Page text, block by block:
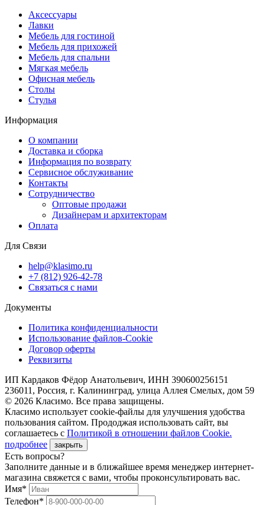
Аксессуары
Лавки
Мебель для гостиной
Мебель для прихожей
Мебель для спальни
Мягкая мебель
Офисная мебель
Столы
Стулья
Информация
О компании
Доставка и сборка
Информация по возврату
Сервисное обслуживание
Контакты
Сотрудничество
Оптовые продажи
Дизайнерам и архитекторам
Оплата
Для Связи
help@klasimo.ru
+7 (812) 926-42-78
Связаться с нами
Документы
Политика конфиденциальности
Использование файлов-Cookie
Договор оферты
Реквизиты
ИП Кардаков Фёдор Анатольевич, ИНН 390600256151
236011, Россия, г. Калининград, улица Аллея Смелых, дом 59
© 2026 Класимо. Все права защищены.
Класимо использует cookie-файлы для улучшения удобства
пользования сайтом. Прододжая использовать сайт, вы
соглашаетесь с Политикой в отношении файлов Сookie.
подробнее
закрыть
Есть вопросы?
Заполните данные и в ближайшее время менеджер интернет-
магазина свяжется с вами, чтобы проконсультировать вас.
Имя*
Телефон*